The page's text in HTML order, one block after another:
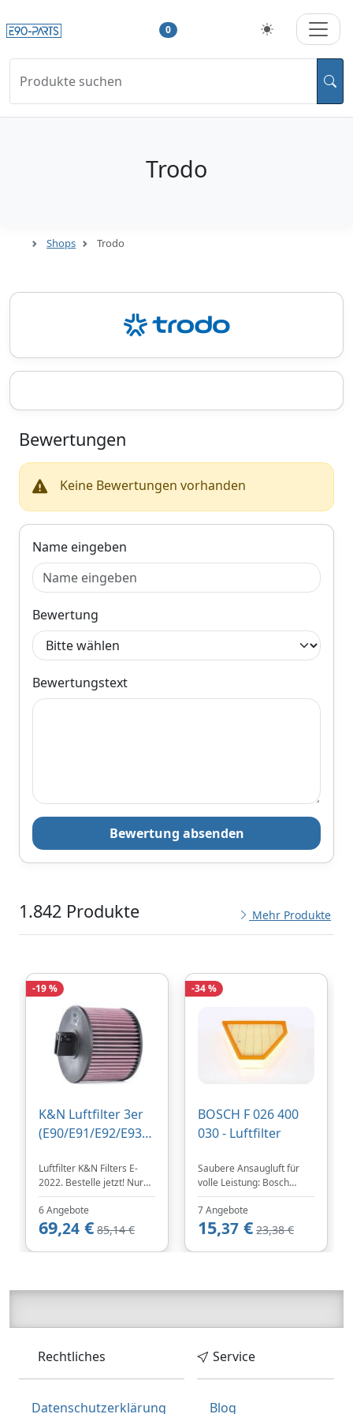
0
Produkte suchen
Trodo
Shops Trodo
Bewertungen
Keine Bewertungen vorhanden
Name eingeben
Bewertung
Bewertungstext
Bewertung absenden
1.842 Produkte Mehr Produkte
-19 %
K&N Luftfilter 3er
(E90/E91/E92/E93)
2012
Luftfilter K&N Filters E-
2022. Bestelle jetzt! Nur
78.85 EUR. Schnelle
Lieferung in Deutschland
innerhalb von 1 bis 2
Werktagen. Das Produkt
passt für folgende
Convertible, 3 Coupe, 3
6 Angebote
69,24 € 85,14 €
-34 %
BOSCH F 026 400
030 - Luftfilter
Saubere Ansaugluft für
volle Leistung: Bosch
Luftfilter – bei
TEILeHABER.de.
7 Angebote
15,37 € 23,38 €
Rechtliches
Datenschutzerklärung
Service
Blog